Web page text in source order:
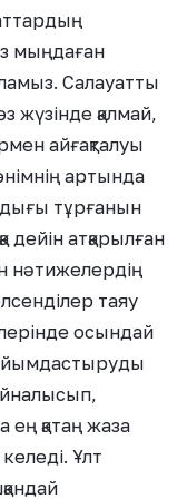
мыңдаған
Салауатты
жүзінде қалмай,
айғақталуы
артында
тұрғанын
дейін атқарылған
нәтижелердің
таяу
осындай
ең қатаң жаза
Ұлт